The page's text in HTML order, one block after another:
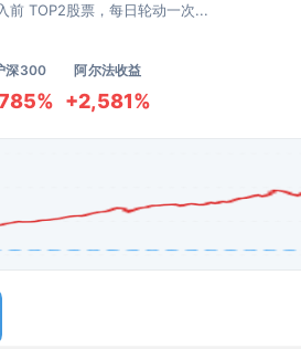
前 TOP2股票，每日轮动一次...
深300 阿尔法收益
+2,581%